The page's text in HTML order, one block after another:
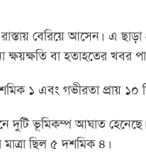
বেরিয়ে আসেন। এ ছাড়া
বা হতাহতের খবর
১ এবং গভীরতা প্রায় ১০
দুটি ভূমিকম্প আঘাত
ছিল ৫ দশমিক ৪।